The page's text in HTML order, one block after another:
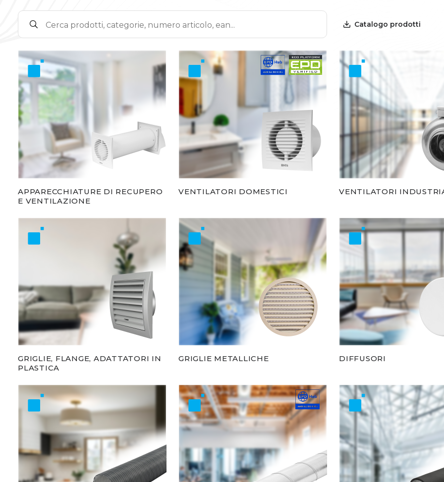
Catalogo prodotti
APPARECCHIATURE DI RECUPERO
E VENTILAZIONE
VENTILATORI DOMESTICI VENTILATORI
GRIGLIE, FLANGE, ADATTATORI IN
PLASTICA
GRIGLIE METALLICHE DIFFUSORI